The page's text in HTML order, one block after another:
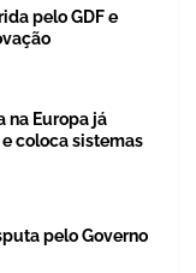
pelo GDF e
na Europa já
coloca sistemas
pelo Governo